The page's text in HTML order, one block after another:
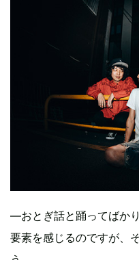
―おとぎ話と踊ってばか
要素を感じるのですが、